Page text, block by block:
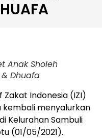
Anak Sholeh
Dhuafa
Zakat Indonesia (IZI)
kembali menyalurkan
Kelurahan Sambuli
(01/05/2021).